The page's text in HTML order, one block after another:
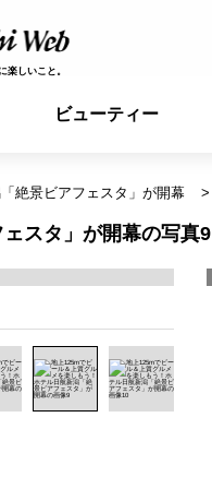
楽しいこと。
ビューティー
絶景ビアフェスタ」が開幕
スタ」が開幕の写真9